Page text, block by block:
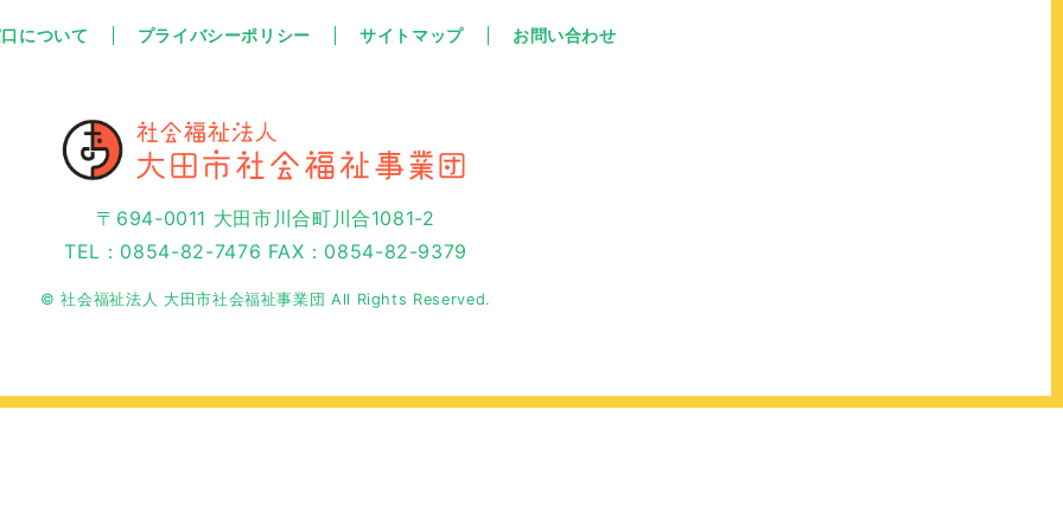
について プライバシーポリシー サイトマップ お問い合わせ
〒694-0011 大田市川合町川合1081-2
TEL：0854-82-7476 FAX：0854-82-9379
© 社会福祉法人 大田市社会福祉事業団 All Rights Reserved.